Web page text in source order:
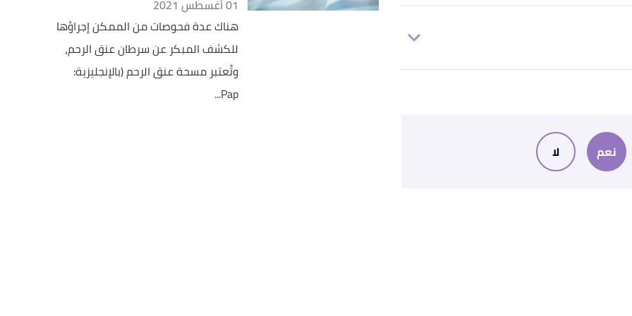
,
نعم لا
01 أغسطس 2021
هناك عدة فحوصات من الممكن إجراؤها
للكشف المبكر عن سرطان عنق الرحم،
وتُعتبر مسحة عنق الرحم (بالإنجليزية:
Pap...